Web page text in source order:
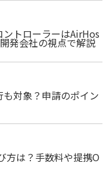
ントローラーはAirHos
発会社の視点で解説
も対象？申請のポイン
方は？手数料や提携O